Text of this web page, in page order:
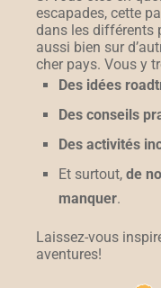
escapades, cette
dans les différents
aussi bien sur
cher pays. Vous y
Des idées
Des conseils
Des activités
Et surtout, de
manquer.
Laissez-vous
aventures!